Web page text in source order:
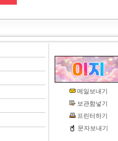
메일보내기
보관함넣기
프린터하기
문자보내기